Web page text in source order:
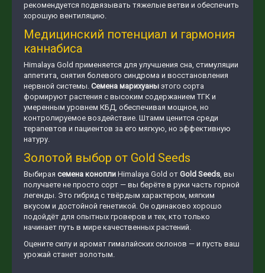
рекомендуется подвязывать тяжелые ветви и обеспечить
хорошую вентиляцию.
Медицинский потенциал и гармония
каннабиса
Himalaya Gold применяется для улучшения сна, стимуляции
аппетита, снятия болевого синдрома и восстановления
нервной системы. Семена марихуаны этого сорта
формируют растения с высоким содержанием ТГК и
умеренным уровнем КБД, обеспечивая мощное, но
контролируемое воздействие. Штамм ценится среди
терапевтов и пациентов за его мягкую, но эффективную
натуру.
Золотой выбор от Gold Seeds
Выбирая семена конопли Himalaya Gold от Gold Seeds, вы
получаете не просто сорт — вы берёте в руки часть горной
легенды. Это гибрид с твёрдым характером, мягким
вкусом и достойной генетикой. Он одинаково хорошо
подойдёт для опытных гроверов и тех, кто только
начинает путь в мире качественных растений.
Оцените силу и аромат гималайских склонов — и пусть ваш
урожай станет золотым.